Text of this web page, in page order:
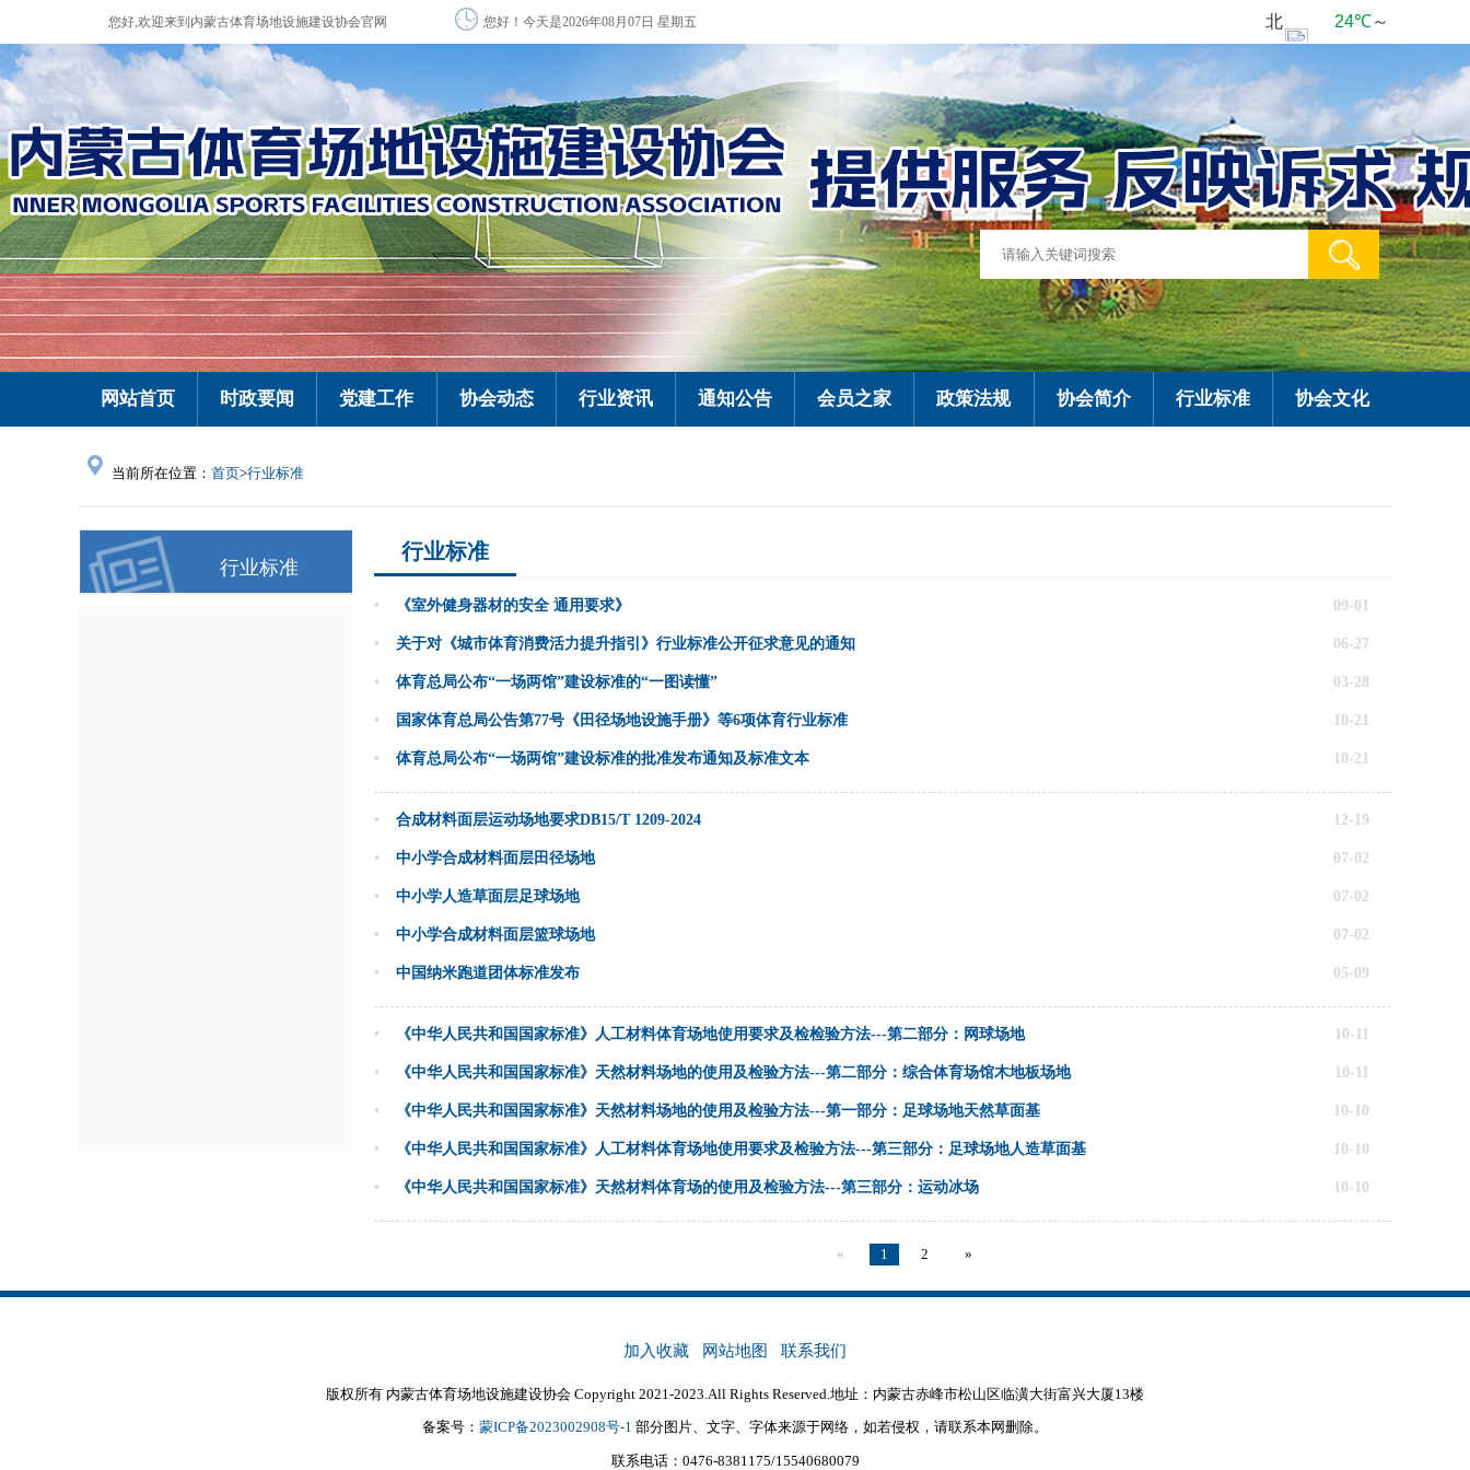
您好,欢迎来到内蒙古体育场地设施建设协会官网 您好！今天是2026年08月07日 星期五
网站首页 时政要闻 党建工作 协会动态 行业资讯 通知公告 会员之家 政策法规 协会简介 行业标准 协会文化
当前所在位置： 首页>行业标准
行业标准
行业标准
• 《室外健身器材的安全 通用要求》 09-01
• 关于对《城市体育消费活力提升指引》行业标准公开征求意见的通知 06-27
• 体育总局公布“一场两馆”建设标准的“一图读懂” 03-28
• 国家体育总局公告第77号《田径场地设施手册》等6项体育行业标准 10-21
• 体育总局公布“一场两馆”建设标准的批准发布通知及标准文本 10-21
• 合成材料面层运动场地要求DB15/T 1209-2024 12-19
• 中小学合成材料面层田径场地 07-02
• 中小学人造草面层足球场地 07-02
• 中小学合成材料面层篮球场地 07-02
• 中国纳米跑道团体标准发布 05-09
• 《中华人民共和国国家标准》人工材料体育场地使用要求及检检验方法---第二部分：网球场地 10-11
• 《中华人民共和国国家标准》天然材料场地的使用及检验方法---第二部分：综合体育场馆木地板场地 10-11
• 《中华人民共和国国家标准》天然材料场地的使用及检验方法---第一部分：足球场地天然草面基 10-10
• 《中华人民共和国国家标准》人工材料体育场地使用要求及检验方法---第三部分：足球场地人造草面基 10-10
• 《中华人民共和国国家标准》天然材料体育场的使用及检验方法---第三部分：运动冰场 10-10
« 1 2 »
加入收藏 网站地图 联系我们
版权所有 内蒙古体育场地设施建设协会 Copyright 2021-2023.All Rights Reserved.地址：内蒙古赤峰市松山区临潢大街富兴大厦13楼
备案号： 蒙ICP备2023002908号-1 部分图片、文字、字体来源于网络，如若侵权，请联系本网删除。
联系电话：0476-8381175/15540680079